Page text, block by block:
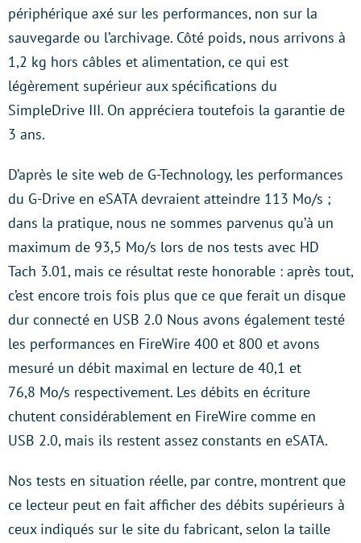
périphérique axé sur les performances, non sur la
sauvegarde ou l’archivage. Côté poids, nous arrivons à
1,2 kg hors câbles et alimentation, ce qui est
légèrement supérieur aux spécifications du
SimpleDrive III. On appréciera toutefois la garantie de
3 ans.
D’après le site web de G-Technology, les performances
du G-Drive en eSATA devraient atteindre 113 Mo/s ;
dans la pratique, nous ne sommes parvenus qu’à un
maximum de 93,5 Mo/s lors de nos tests avec HD
Tach 3.01, mais ce résultat reste honorable : après tout,
c’est encore trois fois plus que ce que ferait un disque
dur connecté en USB 2.0 Nous avons également testé
les performances en FireWire 400 et 800 et avons
mesuré un débit maximal en lecture de 40,1 et
76,8 Mo/s respectivement. Les débits en écriture
chutent considérablement en FireWire comme en
USB 2.0, mais ils restent assez constants en eSATA.
Nos tests en situation réelle, par contre, montrent que
ce lecteur peut en fait afficher des débits supérieurs à
ceux indiqués sur le site du fabricant, selon la taille